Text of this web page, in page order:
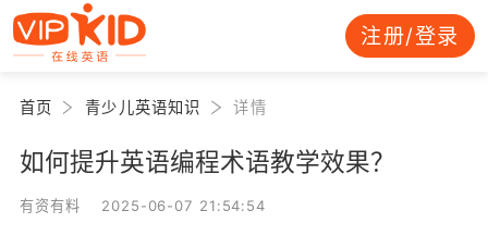
注册/登录
首页 青少儿英语知识 详情
如何提升英语编程术语教学效果？
有资有料 2025-06-07 21:54:54